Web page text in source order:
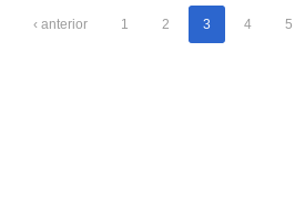
‹ anterior 1 2 3 4 5